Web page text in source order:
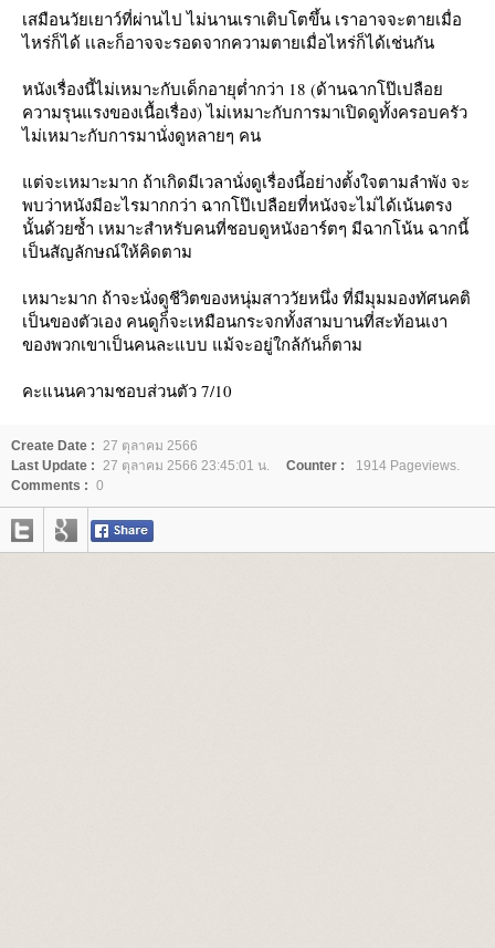
เสมือนวัยเยาว์ที่ผ่านไป ไม่นานเราเติบโตขึ้น เราอาจจะตายเมื่อ
ไหร่ก็ได้ เเละก็อาจจะรอดจากความตายเมื่อไหร่ก็ได้เช่นกัน
หนังเรื่องนี้ไม่เหมาะกับเด็กอายุต่ำกว่า 18 (ด้านฉากโป๊เปลือ
ความรุนแรงของเนื้อเรื่อง) ไม่เหมาะกับการมาเปิดดูทั้งครอบครัว
ไม่เหมาะกับการมานั่งดูหลายๆ คน
ต่จะเหมาะมาก ถ้าเกิดมีเวลานั่งดูเรื่องนี้อย่างตั้งใจตามลำพัง จะ
พบว่าหนังมีอะไรมากกว่า ฉากโป๊เปลือยที่หนังจะไม่ได้เน้นตรง
นั้นด้วยซ้ำ เหมาะสำหรับคนที่ชอบดูหนังอาร์ตๆ มีฉากโน้น ฉากนี้
เป็นสัญลักษณ์ให้คิดตาม
เหมาะมาก ถ้าจะนั่งดูุชีวิตของหนุ่มสาววัยหนึ่ง ที่มีมุมมองทัศนคติ
เป็นของตัวเอง คนดูก็จะเหมือนกระจกทั้งสามบานที่สะท้อนเงา
ของพวกเขาเป็นคนละแบบ แม้จะอยู่ใกล้กันก็ตาม
คะแนนความชอบส่วนตัว 7/10
Create Date :
27 ตุลาคม 2566
Last Update :
27 ตุลาคม 2566 23:45:01 น. Counter :
1914 Pageviews.
Comments : 0